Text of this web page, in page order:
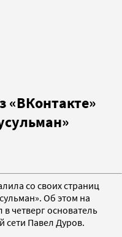
«ВКонтакте»
со своих страниц
Об этом на
четверг основатель
сети Павел Дуров.